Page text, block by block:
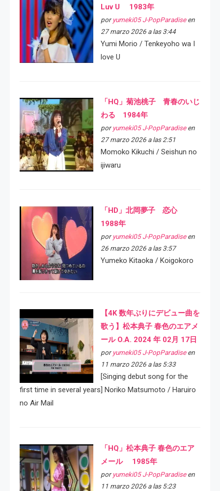
Luv U 1983年
por yumeki05 J-PopParadiseen
27 marzo 2026 a las 3:44
Yumi Morio / Tenkeyoho wa I
love U
「HQ」菊池桃子 青春のいじ
わる 1984年
por yumeki05 J-PopParadiseen
27 marzo 2026 a las 2:51
Momoko Kikuchi / Seishun no
ijiwaru
「HD」北岡夢子 恋心
1988年
por yumeki05 J-PopParadiseen
26 marzo 2026 a las 3:57
Yumeko Kitaoka / Koigokoro
【4K 数年ぶりにデビュー曲を
歌う】松本典子 春色のエアメ
ール O.A. 2024 年 02月 17日
por yumeki05 J-PopParadiseen
11 marzo 2026 a las 5:33
[Singing debut song for the
first time in several years] Noriko Matsumoto / Haruiro
no Air Mail
「HQ」松本典子 春色のエア
メール 1985年
por yumeki05 J-PopParadiseen
11 marzo 2026 a las 5:23